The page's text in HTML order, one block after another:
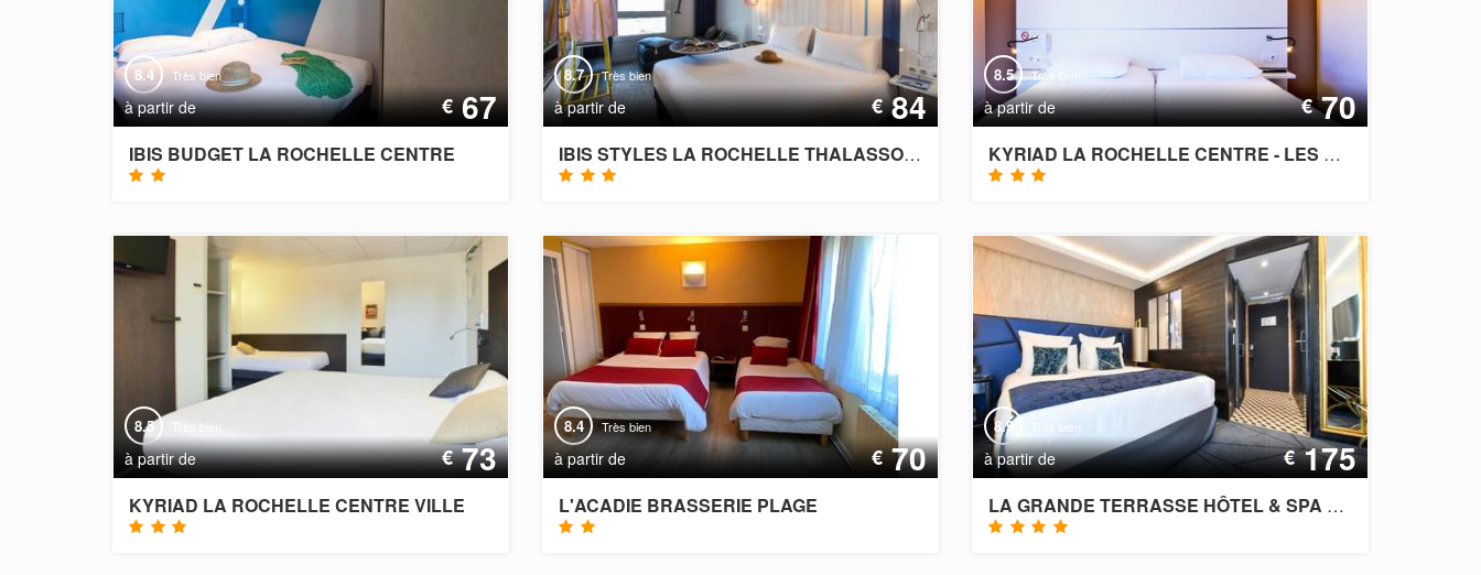
8.4 Très bien
à partir de €67
IBIS BUDGET LA ROCHELLE CENTRE
8.7 Très bien
à partir de €84
IBIS STYLES LA ROCHELLE THALASSO CHÂTELAILLON
8.5 Très bien
à partir de €70
KYRIAD LA ROCHELLE CENTRE - LES MINIMES
8.5 Très bien
à partir de €73
KYRIAD LA ROCHELLE CENTRE VILLE
8.4 Très bien
à partir de €70
L'ACADIE BRASSERIE PLAGE
8.9 Très bien
à partir de €175
LA GRANDE TERRASSE HÔTEL & SPA LA ROCHELLE - MGALLERY